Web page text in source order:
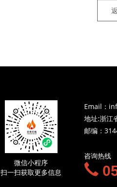
微信小程序
扫一扫获取更多信息
Email：
地址:浙江
邮编：
咨询热线